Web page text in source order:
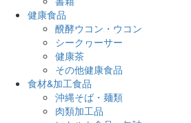
健康食品
醗酵ウコン・ウコン
シークヮーサー
健康茶
その他健康食品
食材&加工食品
沖縄そば・麺類
肉類加工品